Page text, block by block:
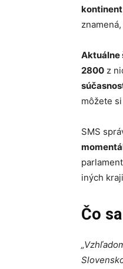
kontinent
Aktuálne
2800 z
môžete
SMS
iných
Čo